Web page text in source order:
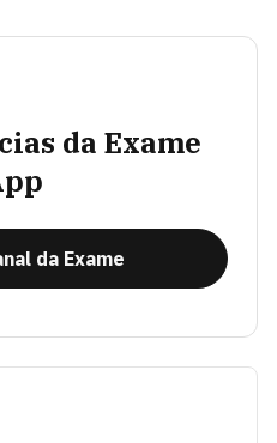
da Exame
da Exame